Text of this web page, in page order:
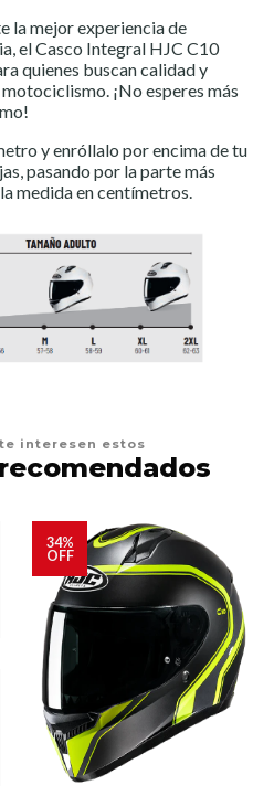
la mejor experiencia de
el Casco Integral HJC C10
quienes buscan calidad y
¡No esperes más
y enróllalo por encima de tu
pasando por la parte más
medida en centímetros.
interesen estos
34%
OFF